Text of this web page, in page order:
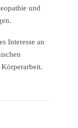
und
Interesse an